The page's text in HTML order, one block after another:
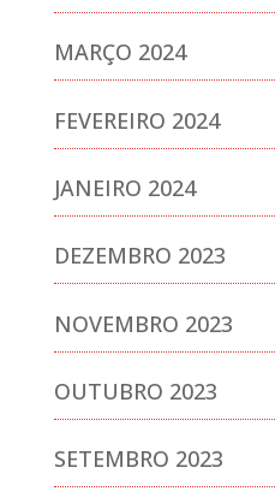
MARÇO 2024
FEVEREIRO 2024
JANEIRO 2024
DEZEMBRO 2023
NOVEMBRO 2023
OUTUBRO 2023
SETEMBRO 2023